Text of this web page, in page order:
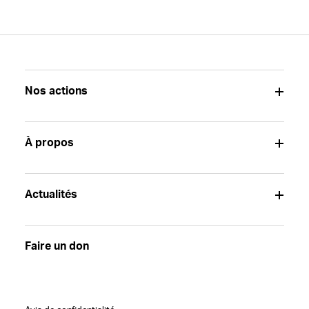
Nos actions
À propos
Actualités
Faire un don